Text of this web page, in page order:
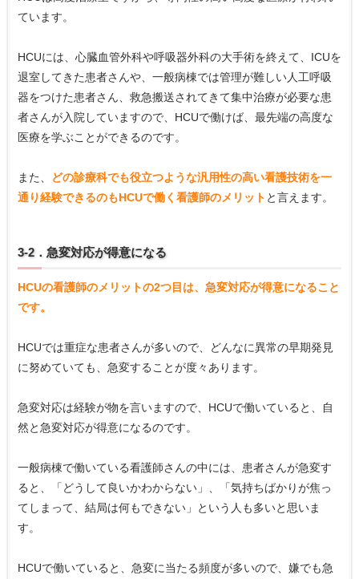
ています。
HCUには、心臓血管外科や呼吸器外科の大手術を終えて、ICUを
退室してきた患者さんや、一般病棟では管理が難しい人工呼吸
器をつけた患者さん、救急搬送されてきて集中治療が必要な患
者さんが入院していますので、HCUで働けば、最先端の高度な
医療を学ぶことができるのです。
また、
どの診療科でも役立つような汎用性の高い看護技術を一
通り経験できるのもHCUで働く看護師のメリット と言えます。
3-2．急変対応が得意になる
HCUの看護師のメリットの2つ目は、急変対応が得意になること
です。
HCUでは重症な患者さんが多いので、どんなに異常の早期発見
に努めていても、急変することが度々あります。
急変対応は経験が物を言いますので、HCUで働いていると、自
然と急変対応が得意になるのです。
一般病棟で働いている看護師さんの中には、患者さんが急変す
ると、「どうして良いかわからない」、「気持ちばかりが焦っ
てしまって、結局は何もできない」という人も多いと思いま
す。
HCUで働いていると、急変に当たる頻度が多いので、嫌でも急